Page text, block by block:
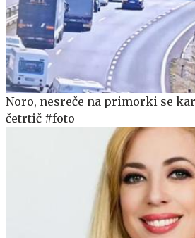
Noro, nesreče na primorki se
četrtič #foto